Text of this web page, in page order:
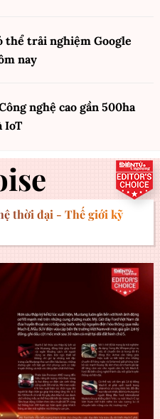
thể trải nghiệm Google
nay
nghệ cao gần 500ha
IoT
thời đại - Thế giới kỹ